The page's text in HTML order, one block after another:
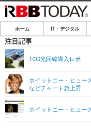
ホーム
IT・デジタル
ネタ
ショッピング
SPEED TEST
エンタメ
エンタメTOP
ライフ
ホーム IT・デジタル
注目記事
10G光回線導入レポ
ホイットニー・ヒュー
などチャート急上昇
ホイットニー・ヒュー